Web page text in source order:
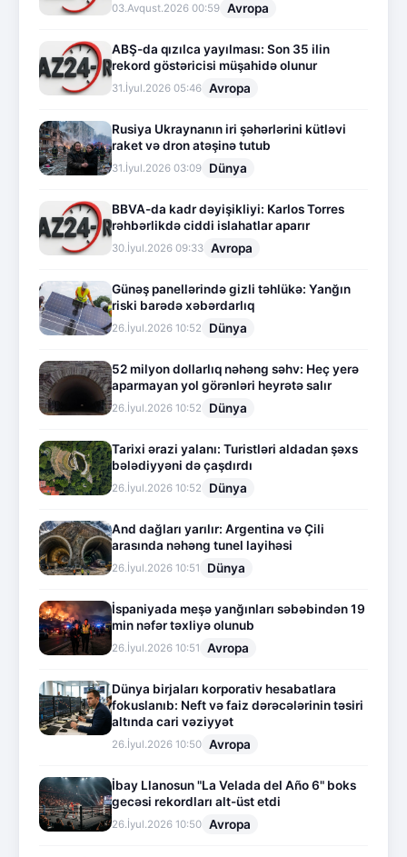
03.Avqust.2026 00:59 Avropa
ABŞ-da qızılca yayılması: Son 35 ilin
rekord göstəricisi müşahidə olunur
31.İyul.2026 05:46 Avropa
Rusiya Ukraynanın iri şəhərlərini kütləvi
raket və dron atəşinə tutub
31.İyul.2026 03:09 Dünya
BBVA-da kadr dəyişikliyi: Karlos Torres
rəhbərlikdə ciddi islahatlar aparır
30.İyul.2026 09:33 Avropa
Günəş panellərində gizli təhlükə: Yanğın
riski barədə xəbərdarlıq
26.İyul.2026 10:52 Dünya
52 milyon dollarlıq nəhəng səhv: Heç yerə
aparmayan yol görənləri heyrətə salır
26.İyul.2026 10:52 Dünya
Tarixi ərazi yalanı: Turistləri aldadan şəxs
bələdiyyəni də çaşdırdı
26.İyul.2026 10:52 Dünya
And dağları yarılır: Argentina və Çili
arasında nəhəng tunel layihəsi
26.İyul.2026 10:51 Dünya
İspaniyada meşə yanğınları səbəbindən 19
min nəfər təxliyə olunub
26.İyul.2026 10:51 Avropa
Dünya birjaları korporativ hesabatlara
fokuslanıb: Neft və faiz dərəcələrinin təsiri
altında cari vəziyyət
26.İyul.2026 10:50 Avropa
İbay Llanosun "La Velada del Año 6" boks
gecəsi rekordları alt-üst etdi
26.İyul.2026 10:50 Avropa